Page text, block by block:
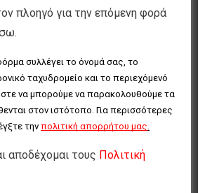
πλοηγό για την επόμενη φορά
συλλέγει το όνομά σας, το
ταχυδρομείο και το περιεχόμενό
να μπορούμε να παρακολουθούμε τα
στον ιστότοπο. Για περισσότερες
την πολιτική απορρήτου μας
αποδέχομαι τους Πολιτική